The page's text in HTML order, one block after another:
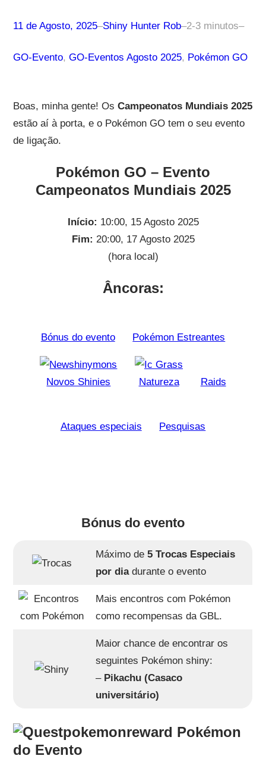
11 de Agosto, 2025–Shiny Hunter Rob–2-3 minutos–
GO-Evento, GO-Eventos Agosto 2025, Pokémon GO
Boas, minha gente! Os Campeonatos Mundiais 2025
estão aí à porta, e o Pokémon GO tem o seu evento
de ligação.
Pokémon GO – Evento
Campeonatos Mundiais 2025
Início: 10:00, 15 Agosto 2025
Fim: 20:00, 17 Agosto 2025
(hora local)
Âncoras:
Bónus do evento Pokémon Estreantes
Novos Shinies Natureza Raids
Ataques especiais Pesquisas
Bónus do evento
Máximo de5 Trocas Especiais
por diadurante o evento
Mais encontros com Pokémon
como recompensas da GBL.
Maior chance de encontrar os
seguintes Pokémon shiny:
– Pikachu (Casaco
universitário)
Pokémon
do Evento